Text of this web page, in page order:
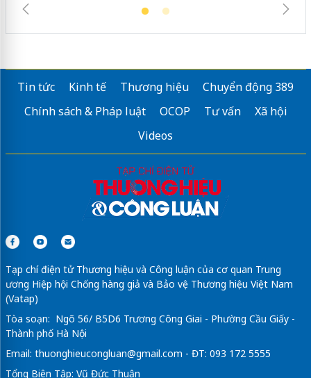
Tin tức Kinh tế Thương hiệu
Chuyển động 389
Chính sách & Pháp luật
OCOP Tư vấn
Xã hội
Videos
Tạp chí điện tử Thương hiệu và Công luận của cơ quan Trung
ương Hiệp hội Chống hàng giả và Bảo vệ Thương hiệu Việt Nam
(Vatap)
Tòa soạn: Ngõ 56/ B5D6 Trương Công Giai - Phường Cầu Giấy -
Thành phố Hà Nội
Email: thuonghieucongluan@gmail.com - ĐT: 093 172 5555
Tổng Biên Tập: Vũ Đức Thuận